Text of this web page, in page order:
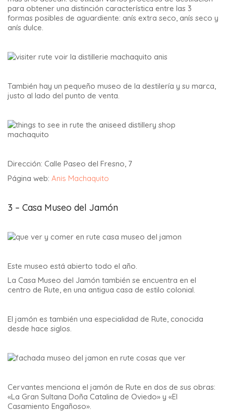
para obtener una distinción característica entre las 3
formas posibles de aguardiente: anís extra seco, anís seco y
anís dulce.
También hay un pequeño museo de la destilería y su marca,
justo al lado del punto de venta.
Dirección: Calle Paseo del Fresno, 7
Página web: Anis Machaquito
3 – Casa Museo del Jamón
Este museo está abierto todo el año.
La Casa Museo del Jamón también se encuentra en el
centro de Rute, en una antigua casa de estilo colonial.
El jamón es también una especialidad de Rute, conocida
desde hace siglos.
Cervantes menciona el jamón de Rute en dos de sus obras:
«La Gran Sultana Doña Catalina de Oviedo» y «El
Casamiento Engañoso».